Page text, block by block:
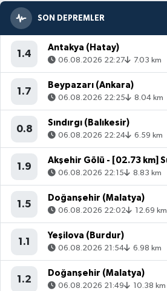
SON DEPREMLER
1.4
Antakya (Hatay)
06.08.2026 22:27 7.03 km
1.7
Beypazarı (Ankara)
06.08.2026 22:25 8.04 km
0.8
Sındırgı (Balıkesir)
06.08.2026 22:24 6.59 km
1.9
06.08.2026 22:15 8.83 km
1.5
Doğanşehir (Malatya)
06.08.2026 22:02 12.69 km
1.1
Yeşilova (Burdur)
06.08.2026 21:54 6.98 km
1.2
Doğanşehir (Malatya)
06.08.2026 21:49 10.38 km